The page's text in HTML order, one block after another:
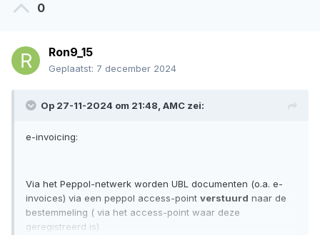
0
Ron9_15
Geplaatst: 7 december 2024
Op 27-11-2024 om 21:48, AMC zei:
e-invoicing:
Via het Peppol-netwerk worden UBL documenten (o.a. e-
invoices) via een peppol access-point verstuurd naar de
bestemmeling ( via het access-point waar deze
geregistreerd is)